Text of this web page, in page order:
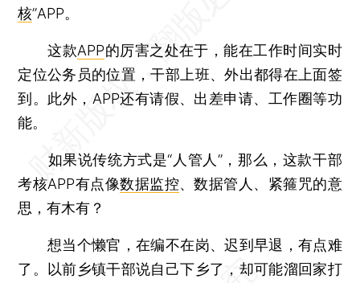
核”APP。
这款APP的厉害之处在于，能在工作时间实时
定位公务员的位置，干部上班、外出都得在上面签
到。此外，APP还有请假、出差申请、工作圈等功
能。
如果说传统方式是“人管人”，那么，这款干部
考核APP有点像数据监控、数据管人、紧箍咒的意
思，有木有？
想当个懒官，在编不在岗、迟到早退，有点难
了。以前乡镇干部说自己下乡了，却可能溜回家打